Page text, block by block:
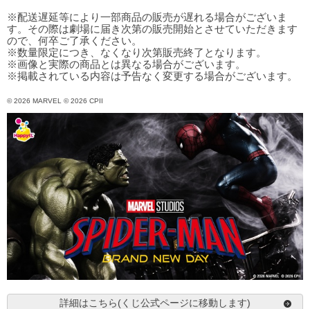
※配送遅延等により一部商品の販売が遅れる場合がございま
す。その際は劇場に届き次第の販売開始とさせていただきます
ので、何卒ご了承ください。
※数量限定につき、なくなり次第販売終了となります。
※画像と実際の商品とは異なる場合がございます。
※掲載されている内容は予告なく変更する場合がございます。
© 2026 MARVEL © 2026 CPII
詳細はこちら(くじ公式ページに移動します)